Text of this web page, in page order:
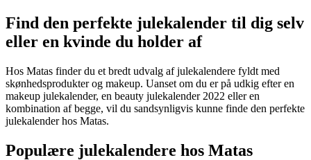
Find den perfekte julekalender til dig selv
eller en kvinde du holder af
Hos Matas finder du et bredt udvalg af julekalendere fyldt med
skønhedsprodukter og makeup. Uanset om du er på udkig efter en
makeup julekalender, en beauty julekalender 2022 eller en
kombination af begge, vil du sandsynligvis kunne finde den perfekte
julekalender hos Matas.
Populære julekalendere hos Matas